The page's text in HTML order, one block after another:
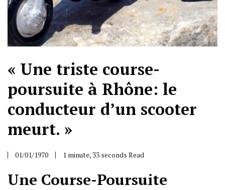
« Une triste course-
poursuite à Rhône: le
conducteur d’un scooter
meurt. »
01/01/1970 1 minute, 33 seconds Read
Une Course-Poursuite